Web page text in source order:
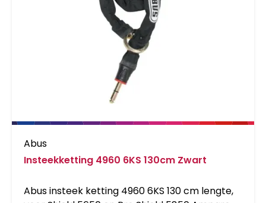
Abus
Insteekketting 4960 6KS 130cm Zwart
Abus insteek ketting 4960 6KS 130 cm lengte,